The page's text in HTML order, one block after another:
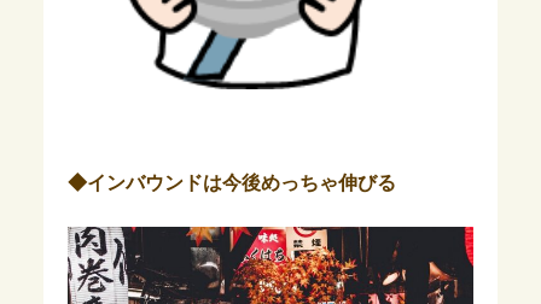
◆インバウンドは今後めっちゃ伸びる